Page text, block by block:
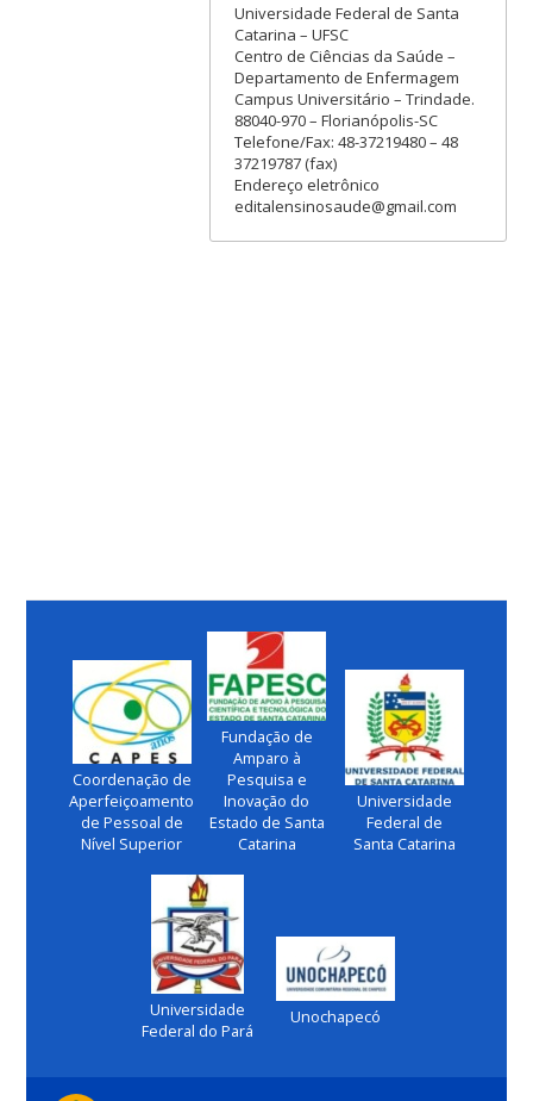
Universidade Federal de Santa
Catarina – UFSC
Centro de Ciências da Saúde –
Departamento de Enfermagem
Campus Universitário – Trindade.
88040-970 – Florianópolis-SC
Telefone/Fax: 48-37219480 – 48
37219787 (fax)
Endereço eletrônico
editalensinosaude@gmail.com
Coordenação de
Aperfeiçoamento
de Pessoal de
Nível Superior
Fundação de
Amparo à
Pesquisa e
Inovação do
Estado de Santa
Catarina
Universidade
Federal de
Santa Catarina
Universidade
Federal do Pará
Unochapecó